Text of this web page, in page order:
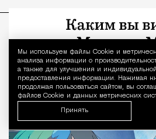
Мы используем файлы Сookie и
анализа информации о
а также для улучшения и
предоставления информации. Нажимая
продолжая пользоваться сайтом, вы
файлов Cookie и данных метрических
Принять